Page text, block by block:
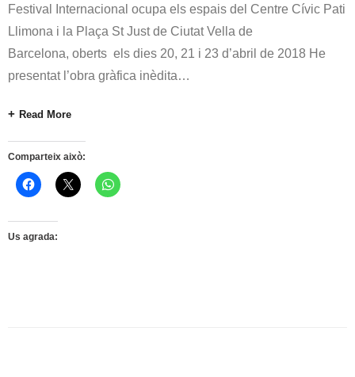
Festival Internacional ocupa els espais del Centre Cívic Pati
Llimona i la Plaça St Just de Ciutat Vella de
Barcelona, oberts els dies 20, 21 i 23 d’abril de 2018 He
presentat l’obra gràfica inèdita…
Read More
Comparteix això:
Us agrada: